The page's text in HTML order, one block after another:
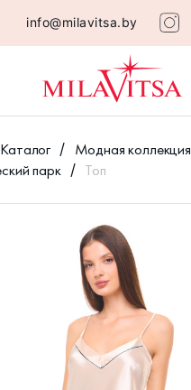
info@milavitsa.by
Каталог
Модная коллекция
парк
Топ